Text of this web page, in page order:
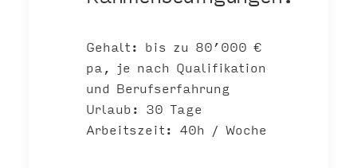
Gehalt: bis zu 80’000 €
pa, je nach Qualifikation
und Berufserfahrung
Urlaub: 30 Tage
Arbeitszeit: 40h / Woche